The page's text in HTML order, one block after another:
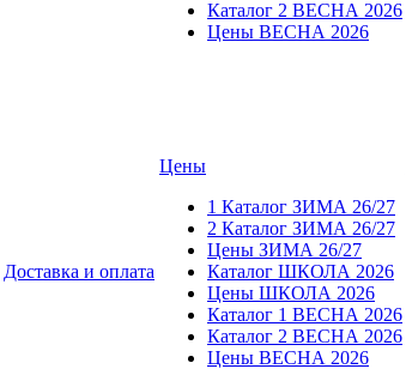
Каталог 2 ВЕСНА 2026
Цены ВЕСНА 2026
Доставка и оплата
Цены
1 Каталог ЗИМА 26/27
2 Каталог ЗИМА 26/27
Цены ЗИМА 26/27
Каталог ШКОЛА 2026
Цены ШКОЛА 2026
Каталог 1 ВЕСНА 2026
Каталог 2 ВЕСНА 2026
Цены ВЕСНА 2026